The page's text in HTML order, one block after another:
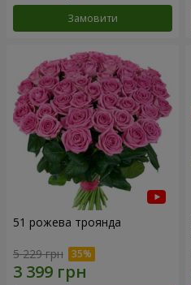
Замовити
51 рожева троянда
5 229 грн